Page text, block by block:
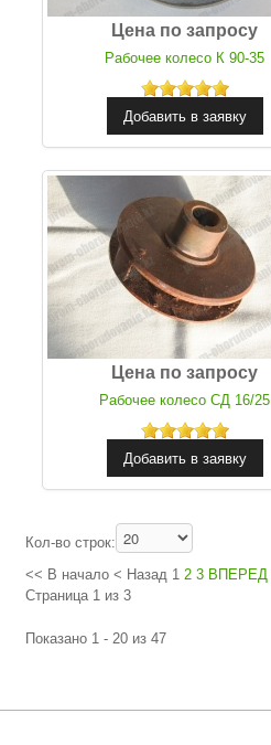
Цена по запросу
Рабочее колесо К 90-35
Цена по запросу
Рабочее колесо СД 16/25
Кол-во строк:
<< В начало < Назад 1 2 3 ВПЕРЕД
Страница 1 из 3
Показано 1 - 20 из 47